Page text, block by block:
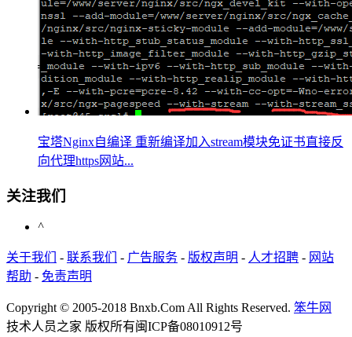
宝塔Nginx自编译 重新编译加入stream模块免证书直接反
向代理https网站...
关注我们
^
关于我们 - 联系我们 - 广告服务 - 版权声明 - 人才招聘 - 网站
帮助 - 免责声明
Copyright © 2005-2018 Bnxb.Com All Rights Reserved. 笨牛网
技术人员之家 版权所有闽ICP备08010912号